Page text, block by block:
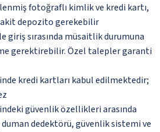
fotoğraflı kimlik ve kredi kartı,
depozito gerekebilir
giriş sırasında müsaitlik durumuna
gerektirebilir. Özel talepler garanti
kredi kartları kabul edilmektedir;
güvenlik özellikleri arasında
duman dedektörü, güvenlik sistemi ve